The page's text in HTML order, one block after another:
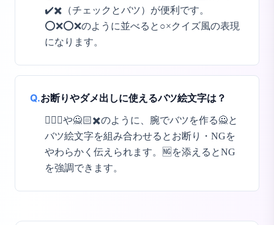
✔️✖️（チェックとバツ）が便利です。
⭕❌⭕❌のように並べると○×クイズ風の表現
になります。
Q.お断りやダメ出しに使えるバツ絵文字は？
🙅‍♀️❌や🙅🏻✖️のように、腕でバツを作る🙅と
バツ絵文字を組み合わせるとお断り・NGを
やわらかく伝えられます。🆖を添えるとNG
を強調できます。